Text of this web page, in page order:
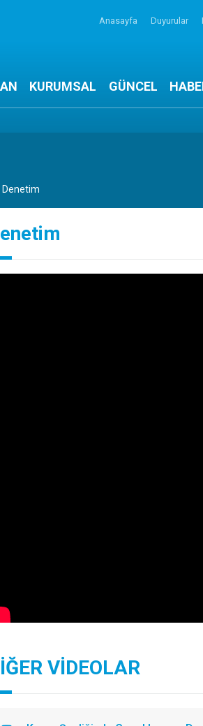
Anasayfa Duyurular
KURUMSAL GÜNCEL
Denetim
VİDEOLAR